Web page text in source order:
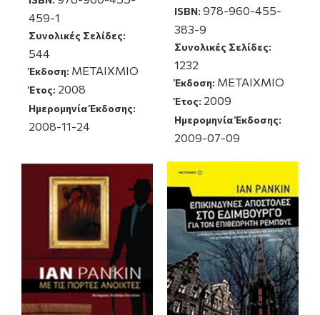
459-1
Συνολικές Σελίδες:
544
Έκδοση: ΜΕΤΑΙΧΜΙΟ
Έτος: 2008
Ημερομηνία Έκδοσης:
2008-11-24
ISBN: 978-960-455-
383-9
Συνολικές Σελίδες:
1232
Έκδοση: ΜΕΤΑΙΧΜΙΟ
Έτος: 2009
Ημερομηνία Έκδοσης:
2009-07-09